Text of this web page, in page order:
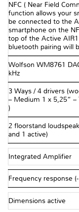
NFC ( Near Field
function allows your
be connected to the
smartphone on the
top of the Active
bluetooth pairing will
Wolfson WM8761
kHz
3 Ways / 4 drivers
– Medium 1 x 5,25“ –
)
2 floorstand
and 1 active)
Integrated Amplifier
Frequency response
Dimensions active